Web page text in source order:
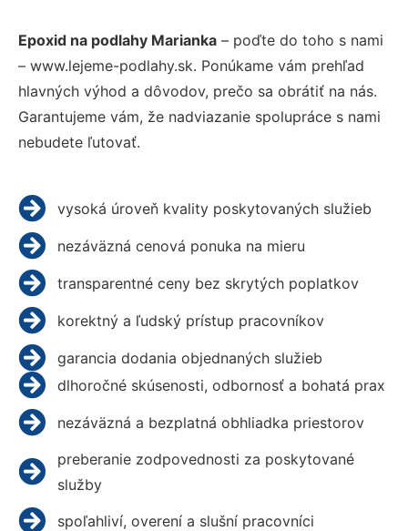
Epoxid na podlahy Marianka – poďte do toho s nami
– www.lejeme-podlahy.sk. Ponúkame vám prehľad
hlavných výhod a dôvodov, prečo sa obrátiť na nás.
Garantujeme vám, že nadviazanie spolupráce s nami
nebudete ľutovať.
vysoká úroveň kvality poskytovaných služieb
nezáväzná cenová ponuka na mieru
transparentné ceny bez skrytých poplatkov
korektný a ľudský prístup pracovníkov
garancia dodania objednaných služieb
dlhoročné skúsenosti, odbornosť a bohatá prax
nezáväzná a bezplatná obhliadka priestorov
preberanie zodpovednosti za poskytované
služby
spoľahliví, overení a slušní pracovníci